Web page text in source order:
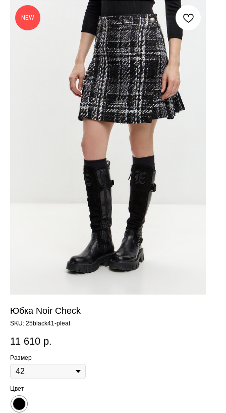
NEW
Юбка Noir Check
SKU: 25black41-pleat
11 610 р.
Размер
Цвет